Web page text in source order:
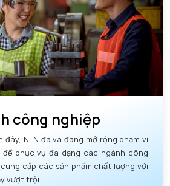
công nghiệp
NTN đã và đang mở rộng phạm vi
phục vụ đa dạng các ngành công
cấp các sản phẩm chất lượng với
vượt trội.